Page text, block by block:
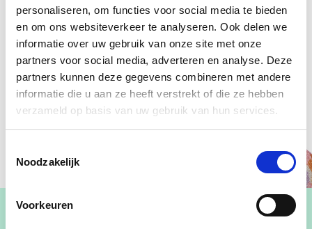
personaliseren, om functies voor social media te bieden
en om ons websiteverkeer te analyseren. Ook delen we
informatie over uw gebruik van onze site met onze
partners voor social media, adverteren en analyse. Deze
partners kunnen deze gegevens combineren met andere
informatie die u aan ze heeft verstrekt of die ze hebben
verzameld op basis van uw gebruik van hun services.
Noodzakelijk
Voorkeuren